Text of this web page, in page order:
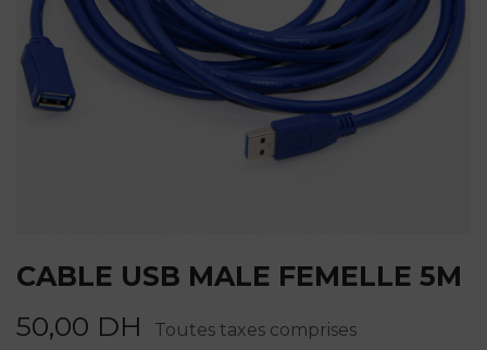
CABLE USB MALE FEMELLE 5M
50,00 DH Toutes taxes comprises